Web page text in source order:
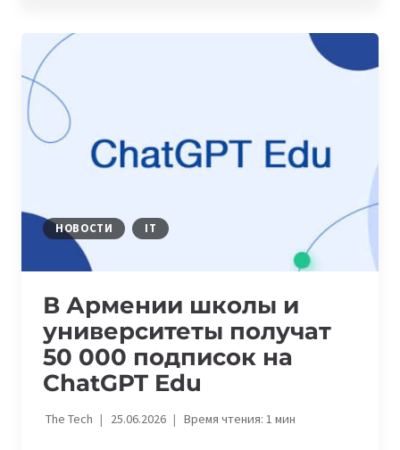
A
НОВОСТИ IT
В Армении школы и
университеты получат
50 000 подписок на
ChatGPT Edu
The Tech 25.06.2026 Время чтения: 1мин